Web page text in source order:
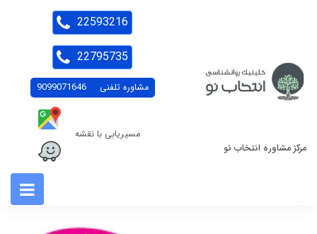
مرکز مشاوره انتخاب نو
مشاوره تلفنی 9099071646
مسیریابی با نقشه
22593216
22795735